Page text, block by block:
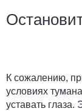
К сожалению,
условиях
уставать глаза.